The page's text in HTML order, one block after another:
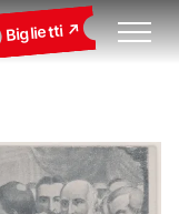
Biglietti